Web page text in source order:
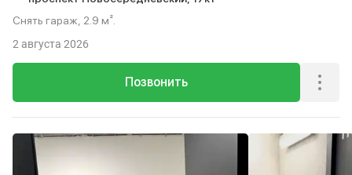
Снять гараж, 2.9 м².
Позвонить
2 августа 2026